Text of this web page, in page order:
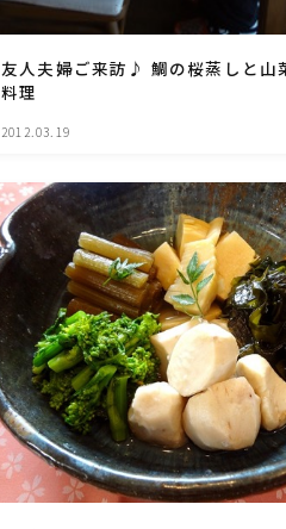
ドリ
その
住・イ
離乳食
育児徒
その
友人夫婦ご来訪♪ 鯛の桜蒸しと山
料理
2012.03.19